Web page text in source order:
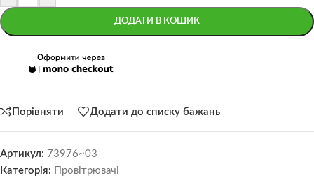
ДОДАТИ В КОШИК
Порівняти Додати до списку бажань
Артикул: 73976~03
Категорія:
Провітрювачі